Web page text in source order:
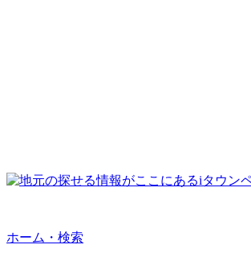
ホーム・検索